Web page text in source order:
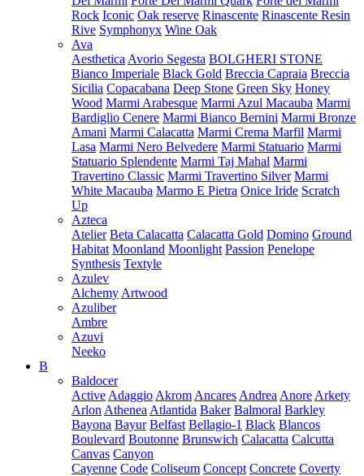
Rock Iconic Oak reserve Rinascente Rinascente Resin
Rive Symphonyx Wine Oak
Ava
Aesthetica Avorio Segesta BOLGHERI STONE
Bianco Imperiale Black Gold Breccia Capraia Breccia
Sicilia Copacabana Deep Stone Green Sky Honey
Wood Marmi Arabesque Marmi Azul Macauba Marmi
Bardiglio Cenere Marmi Bianco Bernini Marmi Bronze
Amani Marmi Calacatta Marmi Crema Marfil Marmi
Lasa Marmi Nero Belvedere Marmi Statuario Marmi
Statuario Splendente Marmi Taj Mahal Marmi
Travertino Classic Marmi Travertino Silver Marmi
White Macauba Marmo E Pietra Onice Iride Scratch
Up
Azteca
Atelier Beta Calacatta Calacatta Gold Domino Ground
Habitat Moonland Moonlight Passion Penelope
Synthesis Textyle
Azulev
Alchemy Artwood
Azuliber
Ambre
Azuvi
Neeko
B
Baldocer
Active Adaggio Akrom Ancares Andrea Anore Arkety
Arlon Athenea Atlantida Baker Balmoral Barkley
Bayona Bayur Belfast Bellagio-1 Black Blancos
Boulevard Boutonne Brunswich Calacatta Calcutta
Canvas Canyon
Cayenne Code Coliseum Concept Concrete Coverty